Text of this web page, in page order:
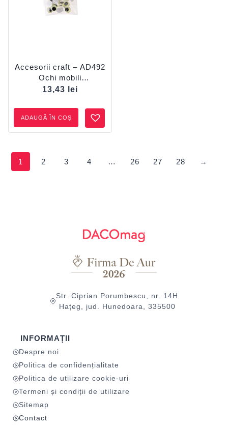
Accesorii craft – AD492
Ochi mobili
fosforescenți DACO
13,43 lei
ADAUGĂ ÎN COȘ
1 2 3 4 … 26 27 28 →
Str. Ciprian Porumbescu, nr. 14H
Hațeg, jud. Hunedoara, 335500
INFORMAȚII
Despre noi
Politica de confidențialitate
Politica de utilizare cookie-uri
Termeni și condiții de utilizare
Sitemap
Contact